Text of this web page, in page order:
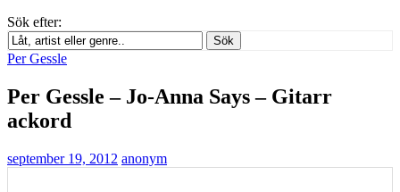
Sök efter:
Sök
Per Gessle
Per Gessle – Jo-Anna Says – Gitarr
ackord
september 19, 2012 anonym